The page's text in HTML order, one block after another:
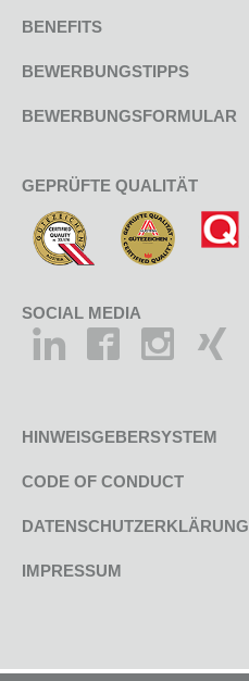
BENEFITS
BEWERBUNGSTIPPS
BEWERBUNGSFORMULAR
GEPRÜFTE QUALITÄT
SOCIAL MEDIA
HINWEISGEBERSYSTEM
CODE OF CONDUCT
DATENSCHUTZERKLÄRUNG
IMPRESSUM